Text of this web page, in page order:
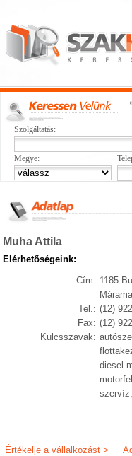
Szolgáltatás:
Megye:
Muha Attila
Elérhetőségeink:
Cím: 1185
Tel.: (12)
Fax: (12)
Kulcsszavak:
diesel
Értékelje a vállalkozást >